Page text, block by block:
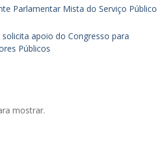
Parlamentar Mista do Serviço Público
apoio do Congresso para
Públicos
mostrar.